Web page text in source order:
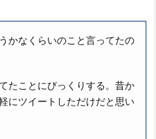
かなくらいのこと言ってたの
たことにびっくりする。昔か
にツイートしただけだと思い